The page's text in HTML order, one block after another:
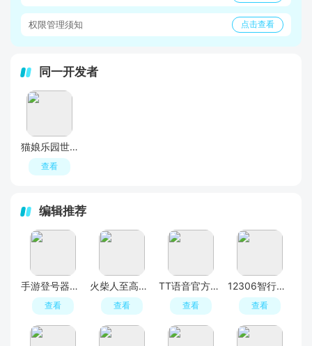
权限管理须知 点击查看
同一开发者
猫娘乐园世界连结手游官方版
查看
编辑推荐
手游登号器正版app
查看
火柴人至高对决官方正版
查看
TT语音官方正版
查看
12306智行火车票2026官方最新版
查看